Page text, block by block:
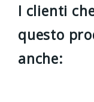
I clienti
questo
anche: